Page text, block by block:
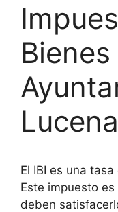
El IBI es una
Este impuesto
deben